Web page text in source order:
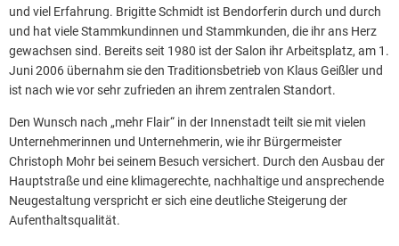
und viel Erfahrung. Brigitte Schmidt ist Bendorferin durch und durch
und hat viele Stammkundinnen und Stammkunden, die ihr ans Herz
gewachsen sind. Bereits seit 1980 ist der Salon ihr Arbeitsplatz, am 1.
Juni 2006 übernahm sie den Traditionsbetrieb von Klaus Geißler und
ist nach wie vor sehr zufrieden an ihrem zentralen Standort.
Den Wunsch nach „mehr Flair“ in der Innenstadt teilt sie mit vielen
Unternehmerinnen und Unternehmerin, wie ihr Bürgermeister
Christoph Mohr bei seinem Besuch versichert. Durch den Ausbau der
Hauptstraße und eine klimagerechte, nachhaltige und ansprechende
Neugestaltung verspricht er sich eine deutliche Steigerung der
Aufenthaltsqualität.